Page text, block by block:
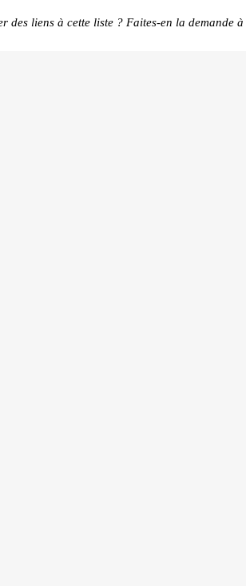
des liens à cette liste ? Faites-en la demande à